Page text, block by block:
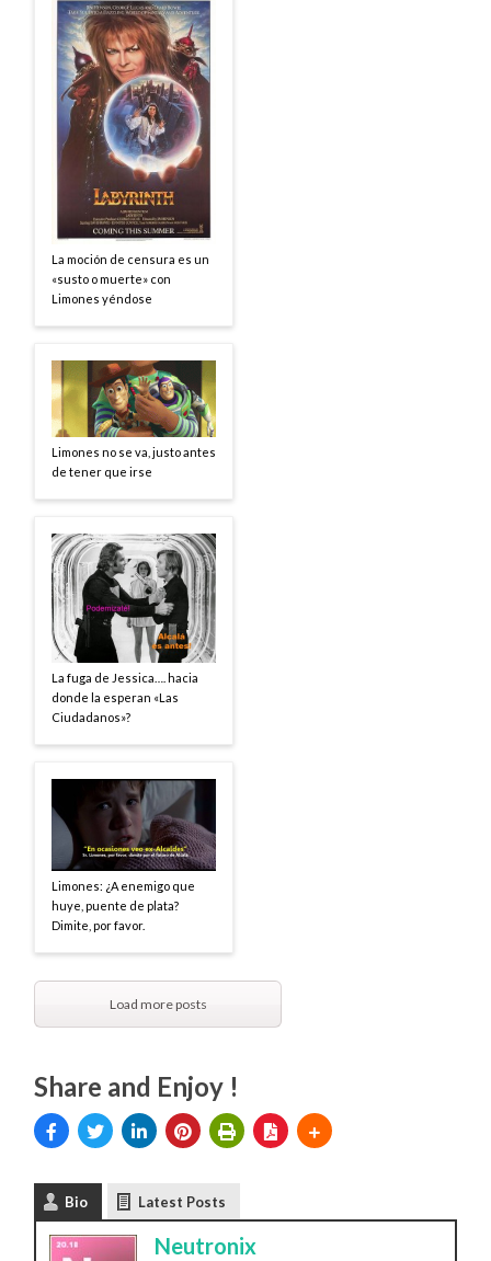
La moción de censura es un
«susto o muerte» con
Limones yéndose
Limones no se va, justo antes
de tener que irse
La fuga de Jessica…. hacia
donde la esperan «Las
Ciudadanos»?
Limones: ¿A enemigo que
huye, puente de plata?
Dimite, por favor.
Load more posts
Share and Enjoy !
Bio Latest Posts
Neutronix